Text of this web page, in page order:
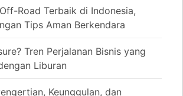
Road Terbaik di Indonesia,
Tips Aman Berkendara
Tren Perjalanan Bisnis yang
Liburan
Keunggulan, dan